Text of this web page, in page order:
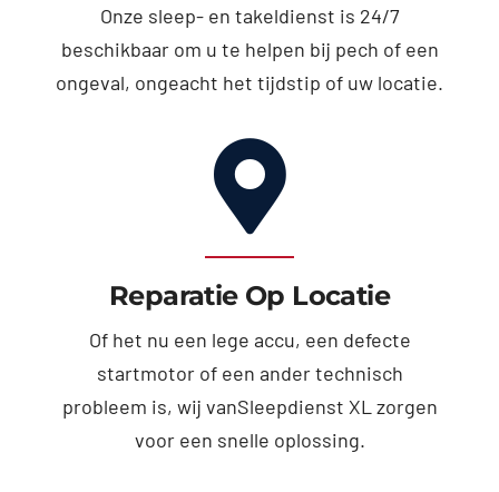
Onze sleep- en takeldienst is 24/7
beschikbaar om u te helpen bij pech of een
ongeval, ongeacht het tijdstip of uw locatie.
Reparatie Op Locatie
Of het nu een lege accu, een defecte
startmotor of een ander technisch
probleem is, wij vanSleepdienst XL zorgen
voor een snelle oplossing.